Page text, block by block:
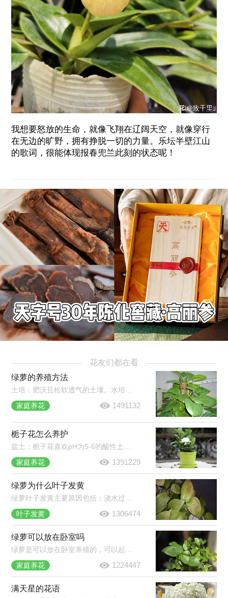
我想要怒放的生命，就像飞翔在辽阔天空，就像穿行
在无边的旷野，拥有挣脱一切的力量。乐坛半壁江山
的歌词，很能体现报春兜兰此刻的状态呢！
花友们都在看
绿萝的养殖方法
家庭养花
1491132
栀子花怎么养护
家庭养花
1391229
绿萝为什么叶子发黄
叶子发黄
1306474
绿萝可以放在卧室吗
家庭养花
1224447
满天星的花语